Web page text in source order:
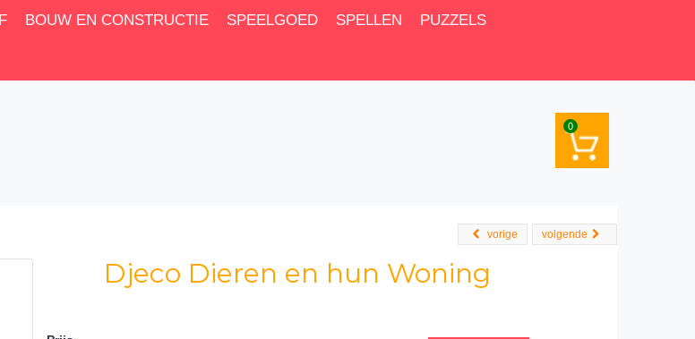
BOUW EN CONSTRUCTIE SPEELGOED SPELLEN PUZZELS
0
volgende
vorige
Djeco Dieren en hun Woning